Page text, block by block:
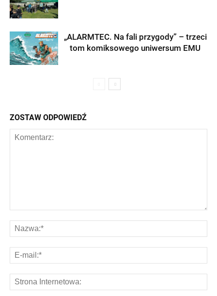
„ALARMTEC. Na fali przygody” – trzeci
tom komiksowego uniwersum EMU
ZOSTAW ODPOWIEDŹ